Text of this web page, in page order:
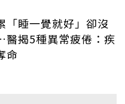
「睡一覺就好」卻沒
揭5種異常疲倦：疾
命